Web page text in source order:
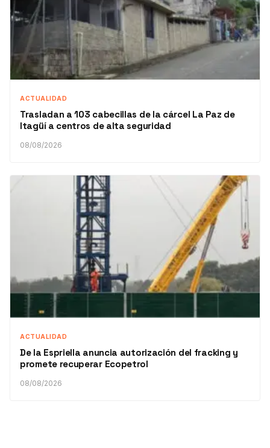
ACTUALIDAD
Trasladan a 103 cabecillas de la cárcel La Paz de
Itagüí a centros de alta seguridad
08/08/2026
ACTUALIDAD
De la Espriella anuncia autorización del fracking y
promete recuperar Ecopetrol
08/08/2026